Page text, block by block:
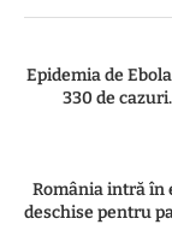
Epidemia de
330 de
România intră în
deschise pentru